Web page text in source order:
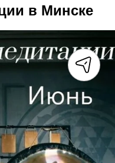
в Минске